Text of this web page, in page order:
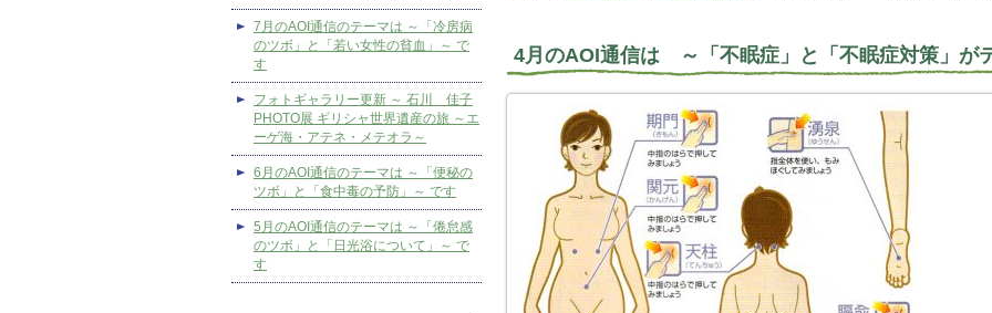
7月のAOI通信のテーマは ～「冷房病
のツボ」と「若い女性の貧血」～ で
す
フォトギャラリー更新 ～ 石川 佳子
PHOTO展 ギリシャ世界遺産の旅 ～エ
ーゲ海・アテネ・メテオラ～
6月のAOI通信のテーマは ～「便秘の
ツボ」と「食中毒の予防」～ です
5月のAOI通信のテーマは ～「倦怠感
のツボ」と「日光浴について」～ で
す
4月のAOI通信は ～「不眠症」と「不眠症対策」が